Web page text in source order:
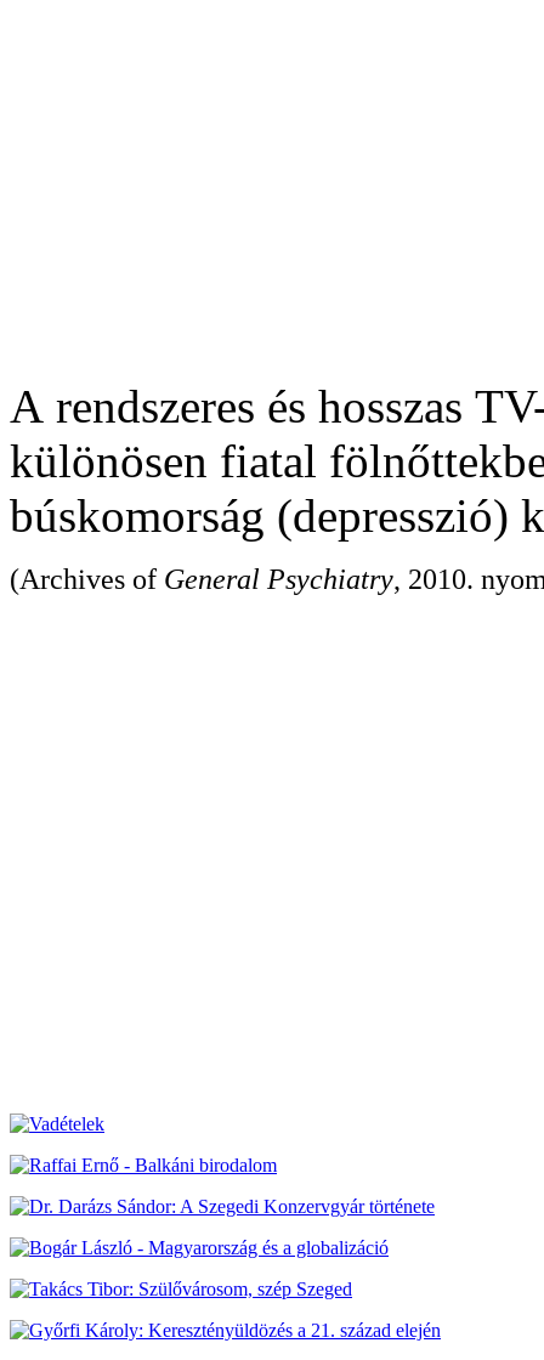
A rendszeres és hosszas
különösen fiatal
búskomorság (depresszió)
(Archives of General Psychiatry, 2010.